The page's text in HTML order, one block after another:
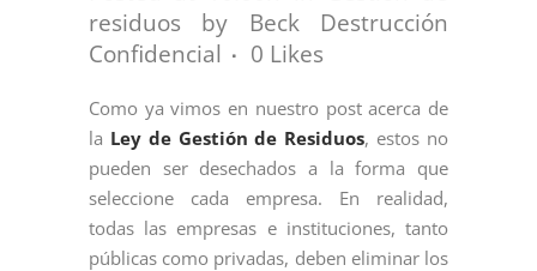
residuos
by Beck Destrucción
Confidencial
0 Likes
Como ya vimos en nuestro post acerca de
la Ley de Gestión de Residuos, estos no
pueden ser desechados a la forma que
seleccione cada empresa. En realidad,
todas las empresas e instituciones, tanto
públicas como privadas, deben eliminar los